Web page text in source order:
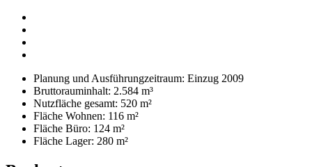
Planung und Ausführungzeitraum: Einzug 2009
Bruttorauminhalt: 2.584 m³
Nutzfläche gesamt: 520 m²
Fläche Wohnen: 116 m²
Fläche Büro: 124 m²
Fläche Lager: 280 m²